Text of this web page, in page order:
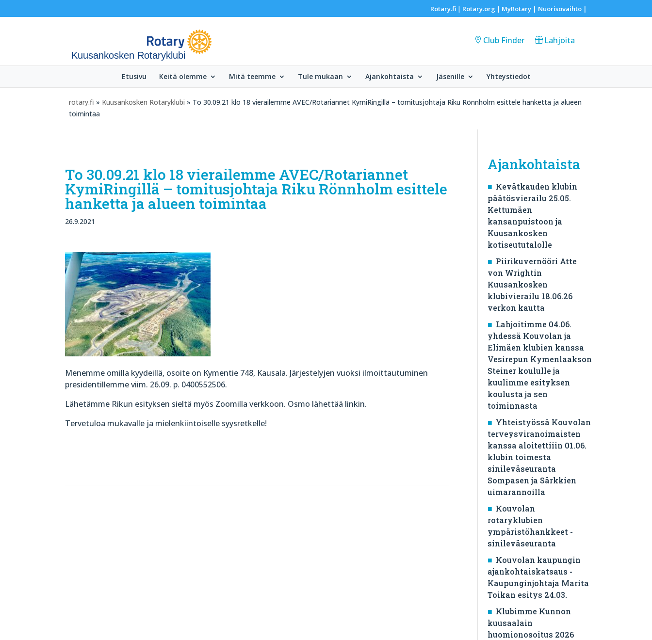
Rotary.fi| Rotary.org | MyRotary | Nuorisovaihto|
Kuusankosken Rotaryklubi
Club Finder Lahjoita
Etusivu Keitä olemme Mitä teemme Tule mukaan Ajankohtaista Jäsenille Yhteystiedot
rotary.fi » Kuusankosken Rotaryklubi » To 30.09.21 klo 18 vierailemme AVEC/Rotariannet KymiRingillä – tomitusjohtaja Riku Rönnholm esittele hanketta ja alueen
toimintaa
To 30.09.21 klo 18 vierailemme AVEC/Rotariannet
KymiRingillä – tomitusjohtaja Riku Rönnholm esittele
hanketta ja alueen toimintaa
26.9.2021
Menemme omilla kyydeillä, osoite on Kymentie 748, Kausala. Järjestelyjen vuoksi ilmoittautuminen
presidentillemme viim. 26.09. p. 0400552506.
Lähetämme Rikun esityksen sieltä myös Zoomilla verkkoon. Osmo lähettää linkin.
Tervetuloa mukavalle ja mielenkiintoiselle syysretkelle!
Ajankohtaista
Kevätkauden klubin
päätösvierailu 25.05.
Kettumäen
kansanpuistoon ja
Kuusankosken
kotiseututalolle
Piirikuvernööri Atte
von Wrightin
Kuusankosken
klubivierailu 18.06.26
verkon kautta
Lahjoitimme 04.06.
yhdessä Kouvolan ja
Elimäen klubien kanssa
Vesirepun Kymenlaakson
Steiner koululle ja
kuulimme esityksen
koulusta ja sen
toiminnasta
Yhteistyössä Kouvolan
terveysviranoimaisten
kanssa aloitettiiin 01.06.
klubin toimesta
sinileväseuranta
Sompasen ja Särkkien
uimarannoilla
Kouvolan
rotaryklubien
ympäristöhankkeet -
sinileväseuranta
Kouvolan kaupungin
ajankohtaiskatsaus -
Kaupunginjohtaja Marita
Toikan esitys 24.03.
Klubimme Kunnon
kuusaalain
huomionosoitus 2026